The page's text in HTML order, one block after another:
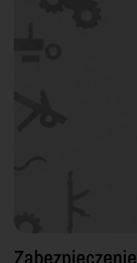
Zabezpieczenie